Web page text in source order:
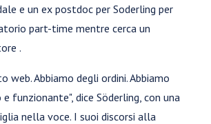
e un ex postdoc per Soderling per
part-time mentre cerca un
.
web. Abbiamo degli ordini. Abbiamo
funzionante", dice Söderling, con una
nella voce. I suoi discorsi alla